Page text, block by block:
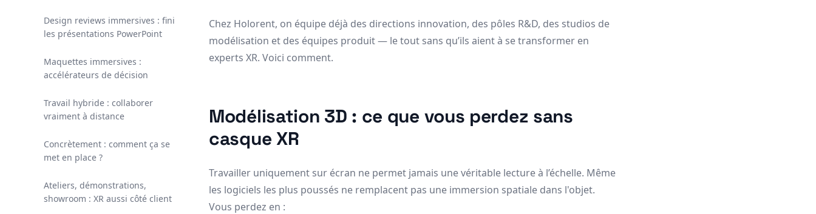
Design reviews immersives : fini
les présentations PowerPoint
Maquettes immersives :
accélérateurs de décision
Travail hybride : collaborer
vraiment à distance
Concrètement : comment ça se
met en place ?
Ateliers, démonstrations,
showroom : XR aussi côté client
Chez Holorent, on équipe déjà des directions innovation, des pôles R&D, des studios de
modélisation et des équipes produit — le tout sans qu’ils aient à se transformer en
experts XR. Voici comment.
Modélisation 3D : ce que vous perdez sans
casque XR
Travailler uniquement sur écran ne permet jamais une véritable lecture à l’échelle. Même
les logiciels les plus poussés ne remplacent pas une immersion spatiale dans l'objet.
Vous perdez en :